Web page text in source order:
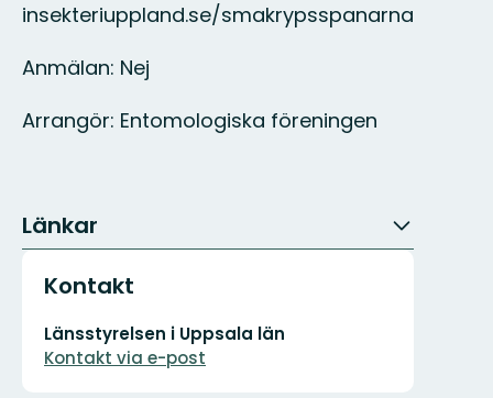
insekteriuppland.se/smakrypsspanarna
Anmälan: Nej
Arrangör: Entomologiska föreningen
Länkar
Kontakt
E-
postadress
Länsstyrelsen i Uppsala län
Kontakt via e-post